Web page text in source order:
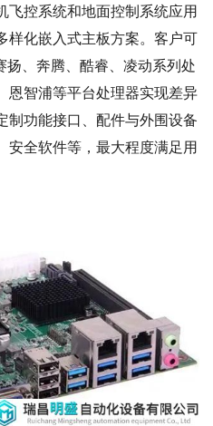
飞控系统和地面控制系统应用
样化嵌入式主板方案。客户可
、奔腾、酷睿、凌动系列处
恩智浦等平台处理器实现差异
制功能接口、配件与外围设备
安全软件等，最大程度满足用